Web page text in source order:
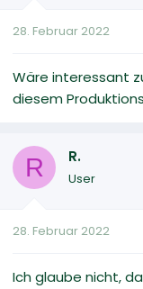
28. Februar 2022
Wäre interessant
diesem
R R.
User
28. Februar 2022
Ich glaube nicht,